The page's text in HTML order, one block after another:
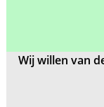
Wij willen van